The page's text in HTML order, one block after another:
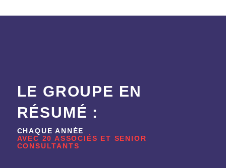
LE GROUPE EN
RÉSUMÉ :
CHAQUE ANNÉE
AVEC 20 ASSOCIÉS ET SENIOR
CONSULTANTS